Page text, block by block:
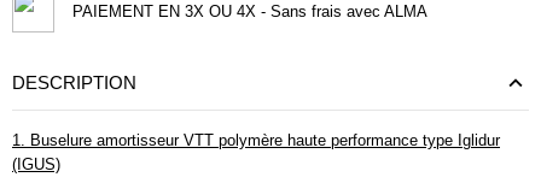
PAIEMENT EN 3X OU 4X - Sans frais avec ALMA
DESCRIPTION
1. Buselure amortisseur VTT polymère haute performance type Iglidur
(IGUS)